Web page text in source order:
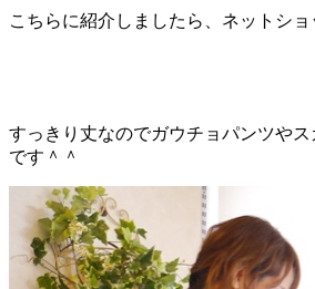
こちらに紹介しましたら、ネットショ
すっきり丈なのでガウチョパンツや
です＾＾